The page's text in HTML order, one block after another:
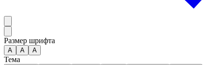
Размер шрифта
А A A
Тема